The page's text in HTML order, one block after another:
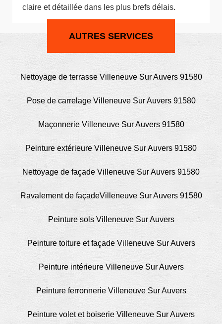
claire et détaillée dans les plus brefs délais.
AUTRES SERVICES
Nettoyage de terrasse Villeneuve Sur Auvers 91580
Pose de carrelage Villeneuve Sur Auvers 91580
Maçonnerie Villeneuve Sur Auvers 91580
Peinture extérieure Villeneuve Sur Auvers 91580
Nettoyage de façade Villeneuve Sur Auvers 91580
Ravalement de façadeVilleneuve Sur Auvers 91580
Peinture sols Villeneuve Sur Auvers
Peinture toiture et façade Villeneuve Sur Auvers
Peinture intérieure Villeneuve Sur Auvers
Peinture ferronnerie Villeneuve Sur Auvers
Peinture volet et boiserie Villeneuve Sur Auvers